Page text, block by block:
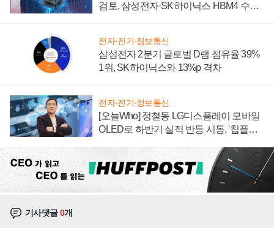
검토, 삼성전자·SK하이닉스 HBM4 수율
전자·전기·정보통신
삼성전자 2분기 글로벌 D램 점유율 39%
1위, SK하이닉스와 13%p 격차
전자·전기·정보통신
[오늘Who] 정철동 LG디스플레이 모바일
OLED로 하반기 실적 반등 시동, '칩플레
기사댓글0개